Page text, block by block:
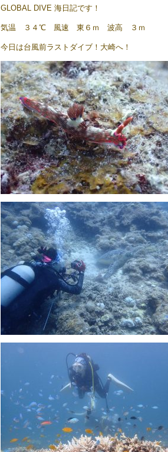
GLOBAL DIVE 海日記です！
気温 ３４℃ 風速 東６ｍ 波高 ３ｍ
今日は台風前ラストダイブ！大崎へ！